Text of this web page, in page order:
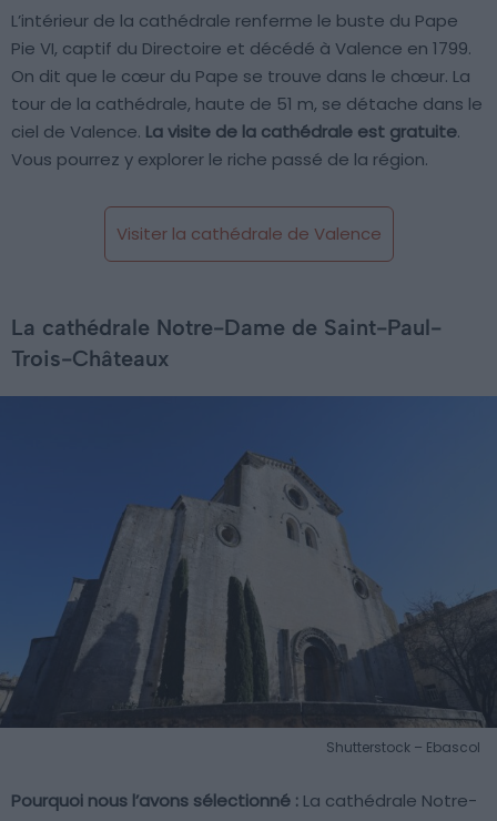
L’intérieur de la cathédrale renferme le buste du Pape
Pie VI, captif du Directoire et décédé à Valence en 1799.
On dit que le cœur du Pape se trouve dans le chœur. La
tour de la cathédrale, haute de 51 m, se détache dans le
ciel de Valence. La visite de la cathédrale est gratuite.
Vous pourrez y explorer le riche passé de la région.
Visiter la cathédrale de Valence
La cathédrale Notre-Dame de Saint-Paul-
Trois-Châteaux
Shutterstock – Ebascol
Pourquoi nous l’avons sélectionné : La cathédrale Notre-